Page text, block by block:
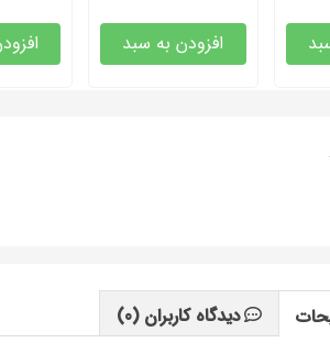
افزودن به سبد
دیدگاه کاربران(0)